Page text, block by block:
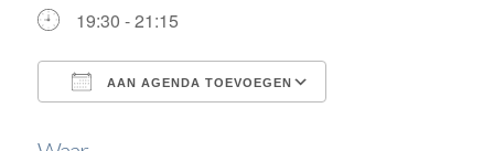
19:30 - 21:15
AAN AGENDA TOEVOEGEN